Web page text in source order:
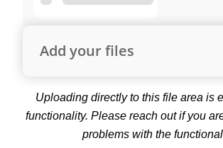
Add your files
Uploading directly to this file area is
functionality. Please reach out if you
problems with the